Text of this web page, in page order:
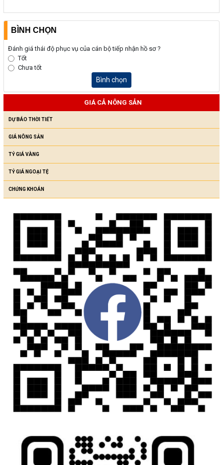
BÌNH CHỌN
Đánh giá thái độ phục vụ của cán bộ tiếp nhận hồ sơ ?
Tốt
Chưa tốt
Bình chọn
GIÁ CẢ NÔNG SẢN
DỰ BÁO THỜI TIẾT
GIÁ NÔNG SẢN
TỶ GIÁ VÀNG
TỶ GIÁ NGOẠI TỆ
CHỨNG KHOÁN